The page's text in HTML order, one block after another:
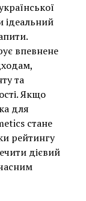
ідеальний
впевнене
та
Якщо
для
стане
рейтингу
дієвий